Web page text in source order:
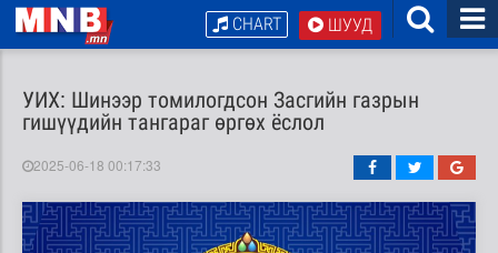
ШУУД
CHART
УИХ: Шинээр томилогдсон Засгийн газрын
гишүүдийн тангараг өргөх ёслол
2025-06-18 00:17:33